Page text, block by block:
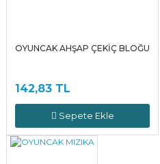
OYUNCAK AHŞAP ÇEKİÇ BLOĞU
142,83 TL
Sepete Ekle